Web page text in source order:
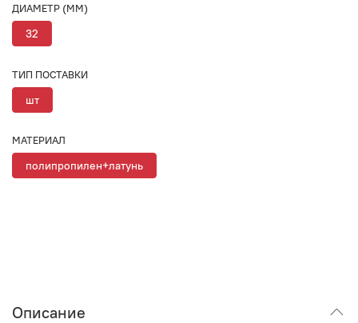
ДИАМЕТР (ММ)
32
ТИП ПОСТАВКИ
шт
МАТЕРИАЛ
полипропилен+латунь
Описание